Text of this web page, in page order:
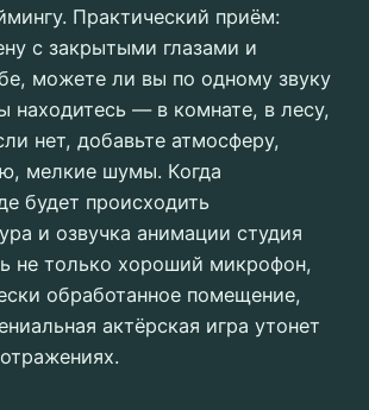
Практический приём:
с закрытыми глазами и
можете ли вы по одному звуку
находитесь — в комнате, в лесу,
нет, добавьте атмосферу,
мелкие шумы. Когда
будет происходить
и озвучка анимации студия
не только хороший микрофон,
обработанное помещение,
актёрская игра утонет